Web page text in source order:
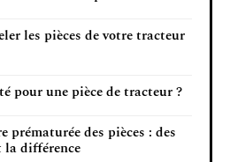
les pièces de votre tracteur
pour une pièce de tracteur ?
prématurée des pièces : des
la différence